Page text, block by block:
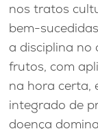
nos tratos
bem-
a disciplina no
frutos, com
na hora certa,
integrado de
doença